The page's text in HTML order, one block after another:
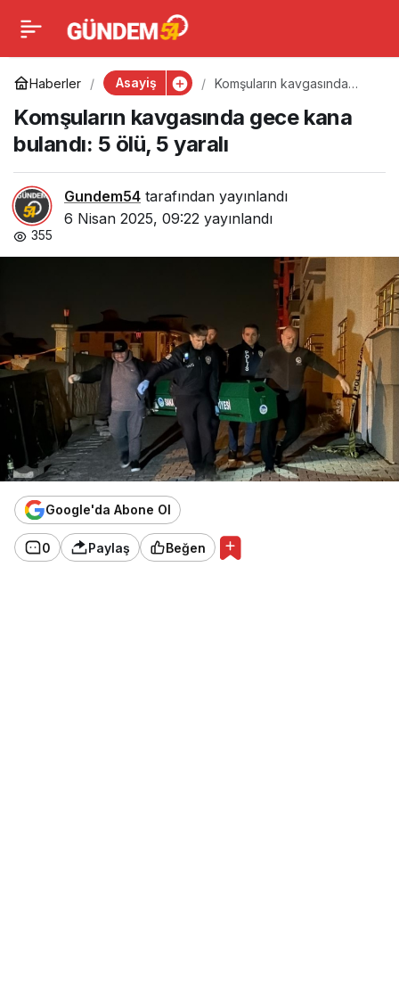
Haberler Asayiş
Komşuların kavgasında
yaralı
Komşuların kavgasında gece kana
bulandı: 5 ölü, 5 yaralı
Gundem54 tarafından yayınlandı
6 Nisan 2025, 09:22 yayınlandı
355
Google'da Abone Ol
0 Paylaş Beğen
Komşuların kavgasında
gece kana bulandı: 5
ölü, 5 yaralı